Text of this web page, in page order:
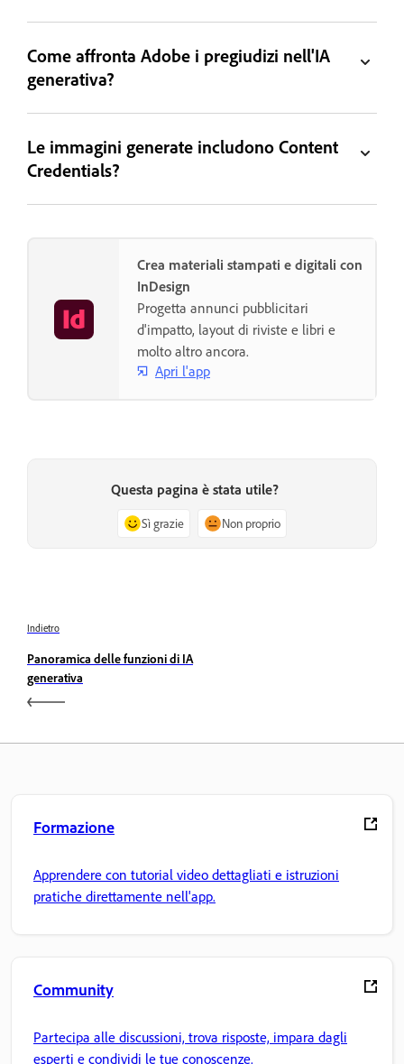
Come affronta Adobe i pregiudizi nell'IA
generativa?
Le immagini generate includono Content
Credentials?
Crea materiali stampati e digitali con
InDesign
Progetta annunci pubblicitari
d'impatto, layout di riviste e libri e
molto altro ancora.
Apri l'app
Questa pagina è stata utile?
Sì grazie Non proprio
Indietro
Panoramica delle funzioni di IA
generativa
Formazione
Apprendere con tutorial video dettagliati e istruzioni
pratiche direttamente nell'app.
Community
Partecipa alle discussioni, trova risposte, impara dagli
esperti e condividi le tue conoscenze.